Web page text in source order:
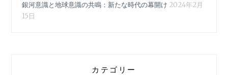
銀河意識と地球意識の共鳴：新たな時代の幕開け 2024年2月
15日
カテゴリー